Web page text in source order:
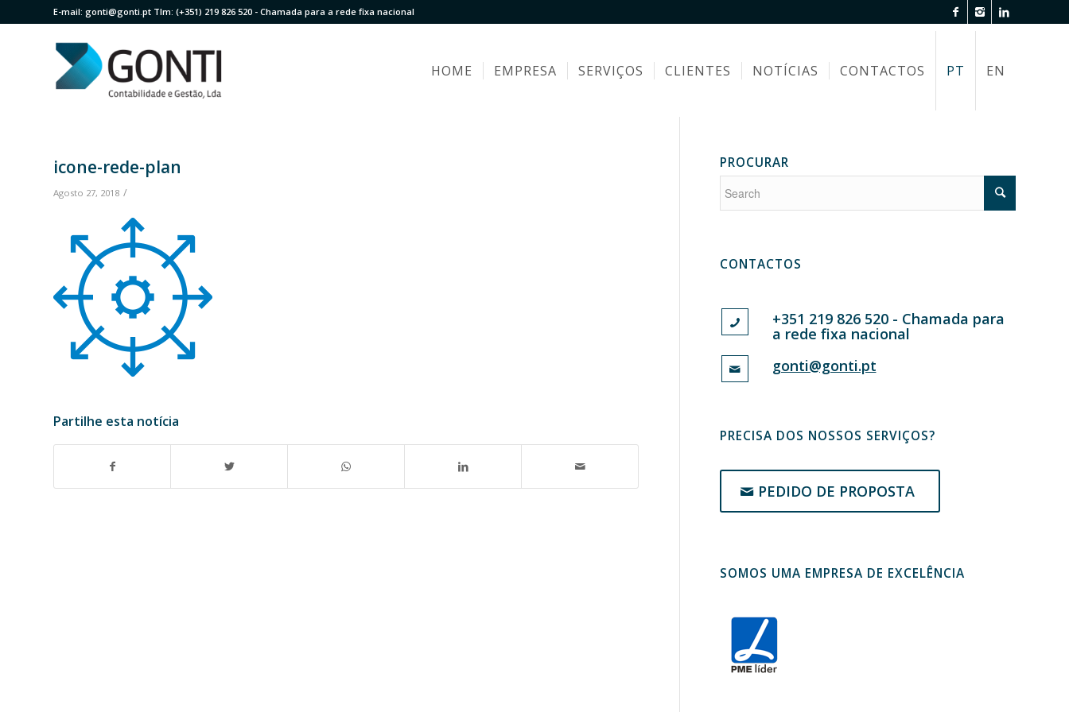
E-mail: gonti@gonti.pt Tlm: (+351) 219 826 520 - Chamada para a rede fixa nacional
HOME EMPRESA SERVIÇOS CLIENTES NOTÍCIAS CONTACTOS PT EN
icone-rede-plan
Agosto 27, 2018 /
Partilhe esta notícia
PROCURAR
CONTACTOS
+351 219 826 520 - Chamada para
a rede fixa nacional
gonti@gonti.pt
PRECISA DOS NOSSOS SERVIÇOS?
PEDIDO DE PROPOSTA
SOMOS UMA EMPRESA DE EXCELÊNCIA